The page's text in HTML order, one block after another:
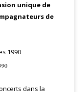
unique de
de
dans la